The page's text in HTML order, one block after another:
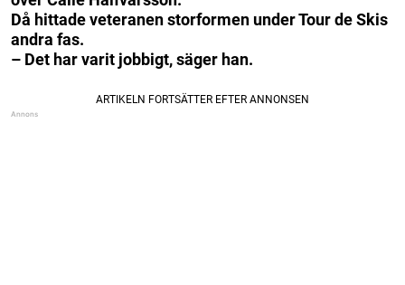
Då hittade veteranen storformen under Tour de Skis
andra fas.
– Det har varit jobbigt, säger han.